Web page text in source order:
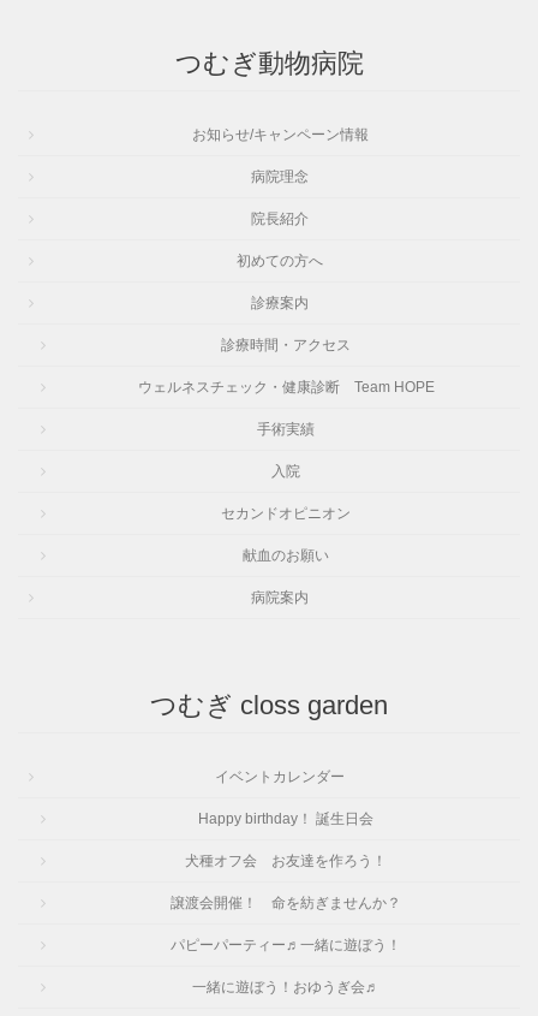
つむぎ動物病院
お知らせ/キャンペーン情報
病院理念
院長紹介
初めての方へ
診療案内
診療時間・アクセス
ウェルネスチェック・健康診断 Team HOPE
手術実績
入院
セカンドオピニオン
献血のお願い
病院案内
つむぎ closs garden
イベントカレンダー
Happy birthday！ 誕生日会
犬種オフ会 お友達を作ろう！
譲渡会開催！ 命を紡ぎませんか？
パピーパーティー♬一緒に遊ぼう！
一緒に遊ぼう！おゆうぎ会♬